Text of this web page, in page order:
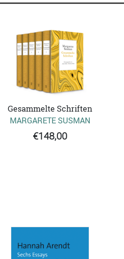
Gesammelte Schriften
MARGARETE SUSMAN
€148,00